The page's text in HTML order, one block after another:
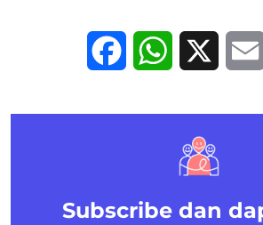
FacebookWhatsApp
Subscribe dan